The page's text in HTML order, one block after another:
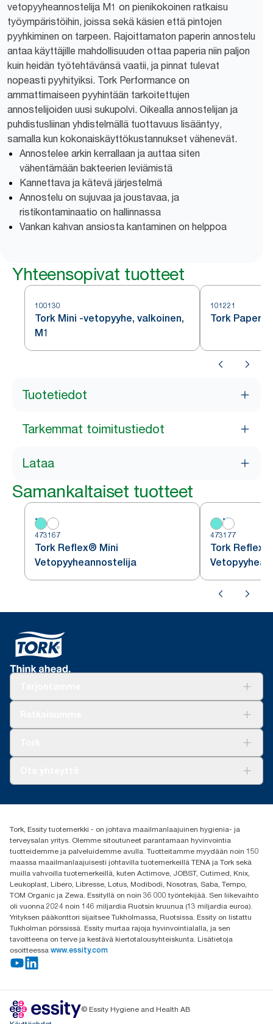
vetopyyheannostelija M1 on pienikokoinen ratkaisu
työympäristöihin, joissa sekä käsien että pintojen
pyyhkiminen on tarpeen. Rajoittamaton paperin annostelu
antaa käyttäjille mahdollisuuden ottaa paperia niin paljon
kuin heidän työtehtävänsä vaatii, ja pinnat tulevat
nopeasti pyyhityiksi. Tork Performance on
ammattimaiseen pyyhintään tarkoitettujen
annostelijoiden uusi sukupolvi. Oikealla annostelijan ja
puhdistusliinan yhdistelmällä tuottavuus lisääntyy,
samalla kun kokonaiskäyttökustannukset vähenevät.
Annostelee arkin kerrallaan ja auttaa siten
vähentämään bakteerien leviämistä
Kannettava ja kätevä järjestelmä
Annostelu on sujuvaa ja joustavaa, ja
ristikontaminaatio on hallinnassa
Vankan kahvan ansiosta kantaminen on helppoa
Yhteensopivat tuotteet
100130
Tork Mini -vetopyyhe, valkoinen,
M1
101221
Tork
Tuotetiedot
Tarkemmat toimitustiedot
Lataa
Samankaltaiset tuotteet
473167
Tork Reflex® Mini
Vetopyyheannostelija
473177
Tork
(+358) 9 5068 8222
Oy Essity Finland Ab
Revontulenkuja 1
02100 Espoo
Tork, Essity tuotemerkki - on johtava maailmanlaajuinen hygienia- ja
terveysalan yritys. Olemme sitoutuneet parantamaan hyvinvointia
tuotteidemme ja palveluidemme avulla. Tuotteitamme myydään noin 150
maassa maailmanlaajuisesti johtavilla tuotemerkeillä TENA ja Tork sekä
muilla vahvoilla tuotemerkeillä, kuten Actimove, JOBST, Cutimed, Knix,
Leukoplast, Libero, Libresse, Lotus, Modibodi, Nosotras, Saba, Tempo,
TOM Organic ja Zewa. Essityllä on noin 36 000 työntekijää. Sen liikevaihto
oli vuonna 2024 noin 146 miljardia Ruotsin kruunua (13 miljardia euroa).
Yrityksen pääkonttori sijaitsee Tukholmassa, Ruotsissa. Essity on listattu
Tukholman pörssissä. Essity murtaa rajoja hyvinvointialalla, ja sen
tavoitteena on terve ja kestävä kiertotalousyhteiskunta. Lisätietoja
osoitteessa www.essity.com
© Essity Hygiene and Health AB